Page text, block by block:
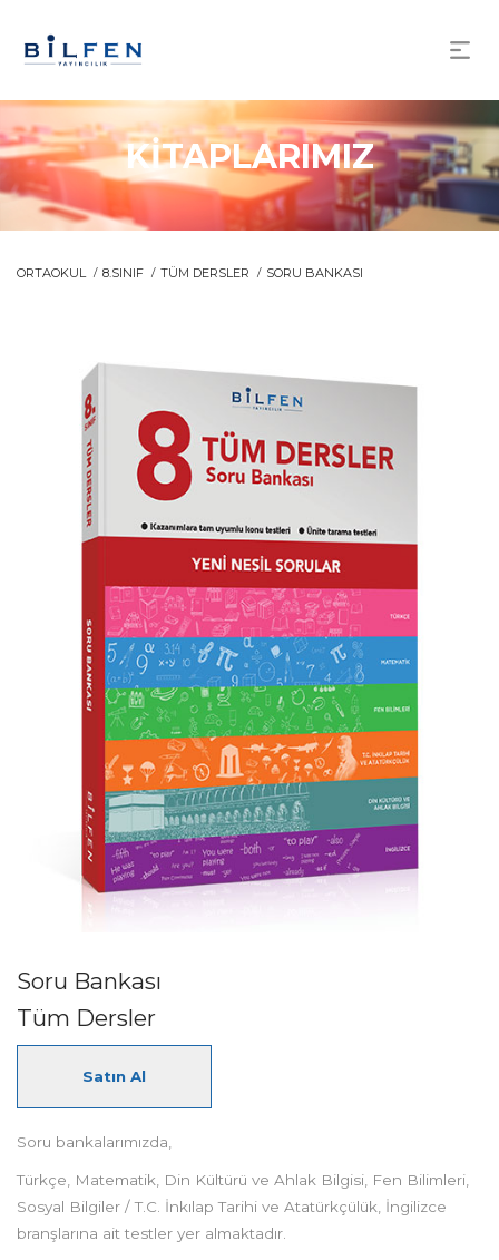
KİTAPLARIMIZ
ORTAOKUL 8.SINIF TÜM DERSLER SORU BANKASI
Soru Bankası
Tüm Dersler
Satın Al
Soru bankalarımızda,
Türkçe, Matematik, Din Kültürü ve Ahlak Bilgisi, Fen Bilimleri,
Sosyal Bilgiler / T.C. İnkılap Tarihi ve Atatürkçülük, İngilizce
branşlarına ait testler yer almaktadır.